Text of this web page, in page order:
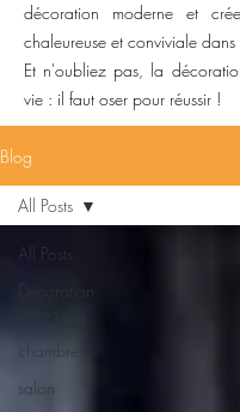
décoration moderne et
chaleureuse et conviviale
Et n'oubliez pas, la
vie : il faut oser pour réussir !
Blog
All Posts
Décoration
chambre
salon
All Posts